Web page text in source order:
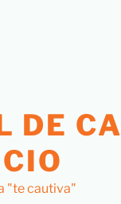
DE
"te cautiva"